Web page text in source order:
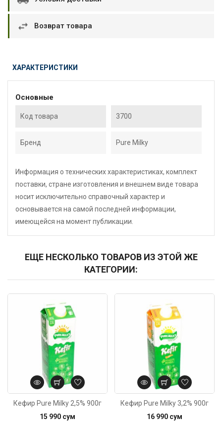
Возврат товара
ХАРАКТЕРИСТИКИ
Основные
Код товара 3700
Бренд Pure Milky
Информация о технических характеристиках, комплект
поставки, стране изготовления и внешнем виде товара
носит исключительно справочный характер и
основывается на самой последней информации,
имеющейся на момент публикации.
ЕЩЕ НЕСКОЛЬКО ТОВАРОВ ИЗ ЭТОЙ ЖЕ
КАТЕГОРИИ:
Кефир Pure Milky 2,5% 900г
15 990 сум
Кефир Pure Milky 3,2% 900г
16 990 сум